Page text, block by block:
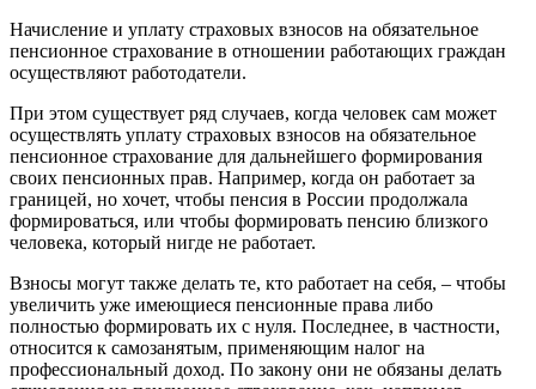
Начисление и уплату страховых взносов на обязательное
пенсионное страхование в отношении работающих граждан
осуществляют работодатели.
При этом существует ряд случаев, когда человек сам может
осуществлять уплату страховых взносов на обязательное
пенсионное страхование для дальнейшего формирования
своих пенсионных прав. Например, когда он работает за
границей, но хочет, чтобы пенсия в России продолжала
формироваться, или чтобы формировать пенсию близкого
человека, который нигде не работает.
Взносы могут также делать те, кто работает на себя, – чтобы
увеличить уже имеющиеся пенсионные права либо
полностью формировать их с нуля. Последнее, в частности,
относится к самозанятым, применяющим налог на
профессиональный доход. По закону они не обязаны делать